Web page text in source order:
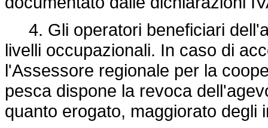
4. Gli operatori beneficiari
livelli occupazionali. In caso di
l'Assessore regionale per la
pesca dispone la revoca
quanto erogato, maggiorato degli